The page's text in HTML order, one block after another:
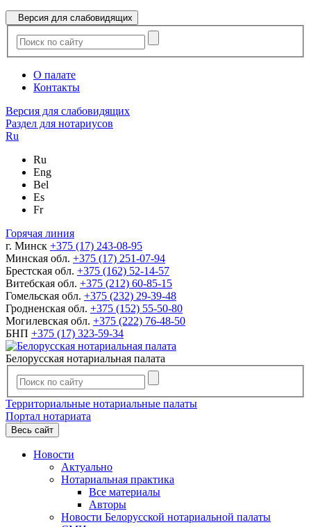
Версия для слабовидящих
О палате
Контакты
Версия для слабовидящих
Раздел для нотариусов
Ru
Ru
Eng
Bel
Es
Fr
Горячая линия
г. Минск +375 (17) 243-08-95
Минская обл. +375 (17) 251-07-94
Брестская обл. +375 (162) 52-14-57
Витебская обл. +375 (212) 60-85-15
Гомельская обл. +375 (232) 29-39-48
Гродненская обл. +375 (152) 55-50-80
Могилевская обл. +375 (222) 76-48-50
БНП +375 (17) 323-59-34
Белорусская нотариальная палата
Территориальные нотариальные палаты
Портал нотариата
Весь сайт
Новости
Актуально
Нотариальная практика
Все материалы
Авторы
Новости Белорусской нотариальной палаты